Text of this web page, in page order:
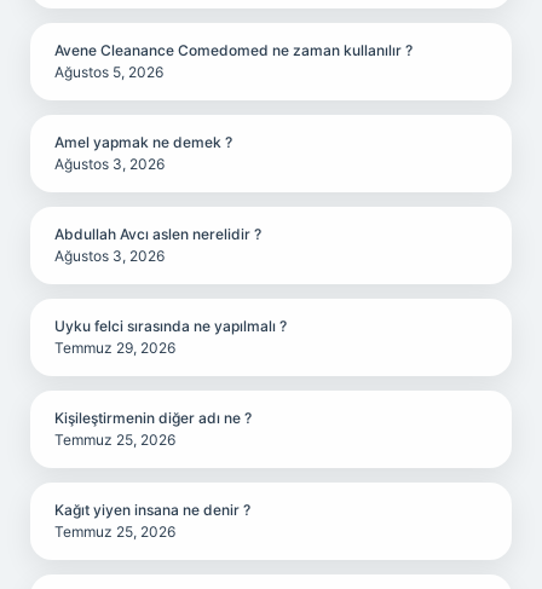
Avene Cleanance Comedomed ne zaman kullanılır ?
Ağustos 5, 2026
Amel yapmak ne demek ?
Ağustos 3, 2026
Abdullah Avcı aslen nerelidir ?
Ağustos 3, 2026
Uyku felci sırasında ne yapılmalı ?
Temmuz 29, 2026
Kişileştirmenin diğer adı ne ?
Temmuz 25, 2026
Kağıt yiyen insana ne denir ?
Temmuz 25, 2026